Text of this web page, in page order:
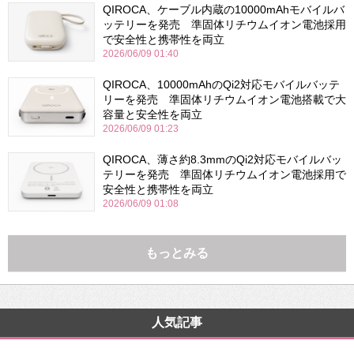
QIROCA、ケーブル内蔵の10000mAhモバイルバ
ッテリーを発売 準固体リチウムイオン電池採用
で安全性と携帯性を両立
2026/06/09 01:40
QIROCA、10000mAhのQi2対応モバイルバッテ
リーを発売 準固体リチウムイオン電池搭載で大
容量と安全性を両立
2026/06/09 01:23
QIROCA、薄さ約8.3mmのQi2対応モバイルバッ
テリーを発売 準固体リチウムイオン電池採用で
安全性と携帯性を両立
2026/06/09 01:08
もっとみる
人気記事